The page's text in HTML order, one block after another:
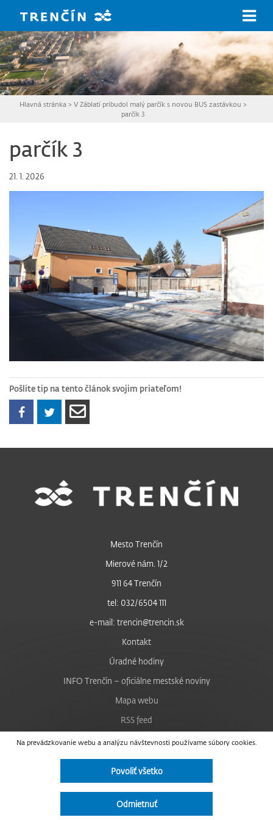
Hlavná stránka > V Záblatí pribudol malý parčík s novou BUS zastávkou >
parčík 3
parčík 3
21. 1. 2026
Pošlite tip na tento článok svojim priateľom!
Na prevádzkovanie webu a analýzu návštevnosti používame súbory cookies.
Povoliť všetko
Odmietnuť
Mesto Trenčín
Mierové nám. 1/2
911 64 Trenčín
tel: 032/6504 111
e-mail: trencin@trencin.sk
Kontakt
Úradné hodiny
INFO Trenčín – oficiálne mestské noviny
Mapa webu
RSS feed
Nastavenie cookies
Facebook
Instagram
Vyhlásenie o prístupnosti